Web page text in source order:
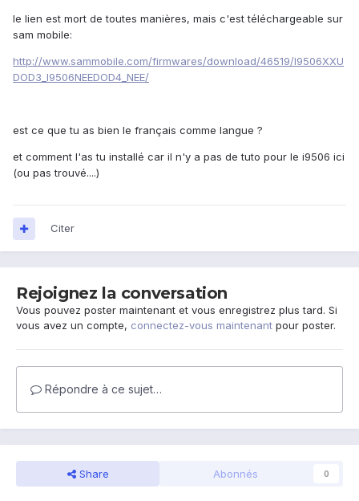
le lien est mort de toutes manières, mais c'est téléchargeable sur
sam mobile:
http://www.sammobile.com/firmwares/download/46519/I9506XXU
DOD3_I9506NEEDOD4_NEE/
est ce que tu as bien le français comme langue ?
et comment l'as tu installé car il n'y a pas de tuto pour le i9506 ici
(ou pas trouvé....)
Citer
Rejoignez la conversation
Vous pouvez poster maintenant et vous enregistrez plus tard. Si
vous avez un compte, connectez-vous maintenant pour poster.
Répondre à ce sujet…
Share Abonnés 0